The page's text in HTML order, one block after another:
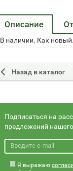
Описание
В наличии. Как
Назад в каталог
Подписаться на
предложений
Я выражаю